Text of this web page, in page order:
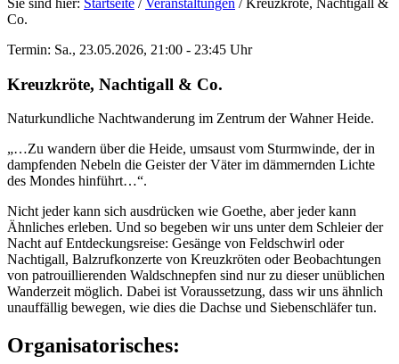
Sie sind hier: Startseite / Veranstaltungen / Kreuzkröte, Nachtigall &
Co.
Termin: Sa., 23.05.2026, 21:00 - 23:45 Uhr
Kreuzkröte, Nachtigall & Co.
Naturkundliche Nachtwanderung im Zentrum der Wahner Heide.
„…Zu wandern über die Heide, umsaust vom Sturmwinde, der in
dampfenden Nebeln die Geister der Väter im dämmernden Lichte
des Mondes hinführt…“.
Nicht jeder kann sich ausdrücken wie Goethe, aber jeder kann
Ähnliches erleben. Und so begeben wir uns unter dem Schleier der
Nacht auf Entdeckungsreise: Gesänge von Feldschwirl oder
Nachtigall, Balzrufkonzerte von Kreuzkröten oder Beobachtungen
von patrouillierenden Waldschnepfen sind nur zu dieser unüblichen
Wanderzeit möglich. Dabei ist Voraussetzung, dass wir uns ähnlich
unauffällig bewegen, wie dies die Dachse und Siebenschläfer tun.
Organisatorisches: